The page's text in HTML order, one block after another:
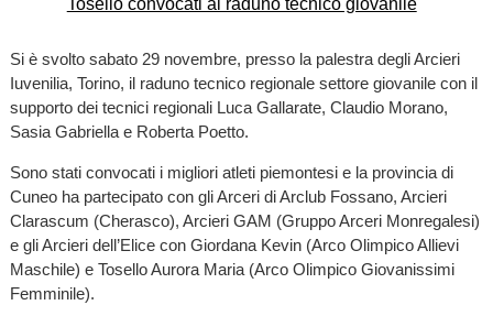
Si è svolto sabato 29 novembre, presso la palestra degli Arcieri
Iuvenilia, Torino, il raduno tecnico regionale settore giovanile con il
supporto dei tecnici regionali Luca Gallarate, Claudio Morano,
Sasia Gabriella e Roberta Poetto.
Sono stati convocati i migliori atleti piemontesi e la provincia di
Cuneo ha partecipato con gli Arceri di Arclub Fossano, Arcieri
Clarascum (Cherasco), Arcieri GAM (Gruppo Arceri Monregalesi)
e gli Arcieri dell’Elice con Giordana Kevin (Arco Olimpico Allievi
Maschile) e Tosello Aurora Maria (Arco Olimpico Giovanissimi
Femminile).